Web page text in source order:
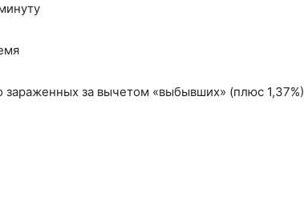
за вычетом «выбывших» (плюс 1,37%)